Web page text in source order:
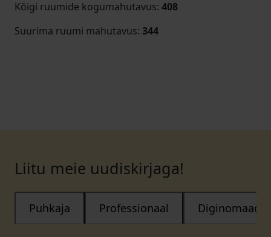
Kõigi ruumide kogumahutavus: 408
Suurima ruumi mahutavus: 344
Liitu meie uudiskirjaga!
Puhkaja Professionaal Diginomaad